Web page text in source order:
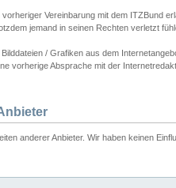
Vereinbarung mit dem ITZBund
jemand in seinen Rechten verletzt
/ Grafiken aus dem
vorherige Absprache mit der
anderer Anbieter. Wir haben keinen